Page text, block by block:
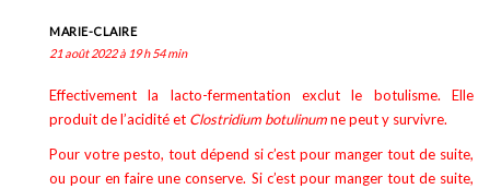
MARIE-CLAIRE
21 août 2022 à 19 h 54 min
Effectivement la lacto-fermentation exclut le botulisme. Elle
produit de l’acidité et Clostridium botulinumne peut y survivre.
Pour votre pesto, tout dépend si c’est pour manger tout de suite,
ou pour en faire une conserve. Si c’est pour manger tout de suite,